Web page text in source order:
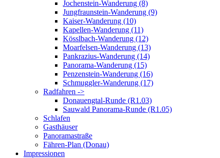
Jochenstein-Wanderung (8)
Jungfraunstein-Wanderung (9)
Kaiser-Wanderung (10)
Kapellen-Wanderung (11)
Kösslbach-Wanderung (12)
Moarfelsen-Wanderung (13)
Pankrazius-Wanderung (14)
Panorama-Wanderung (15)
Penzenstein-Wanderung (16)
Schmuggler-Wanderung (17)
Radfahren ->
Donauengtal-Runde (R1.03)
Sauwald Panorama-Runde (R1.05)
Schlafen
Gasthäuser
Panoramastraße
Fähren-Plan (Donau)
Impressionen